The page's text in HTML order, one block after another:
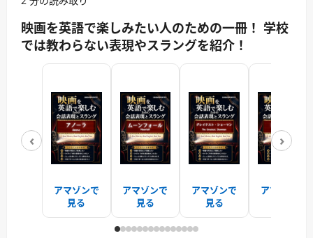
映画を英語で楽しみたい人のための一冊！ 学校
では教わらない表現やスラングを紹介！
‹
アマゾンで
見る
アマゾンで
見る
アマゾンで
見る
アマゾンで
›